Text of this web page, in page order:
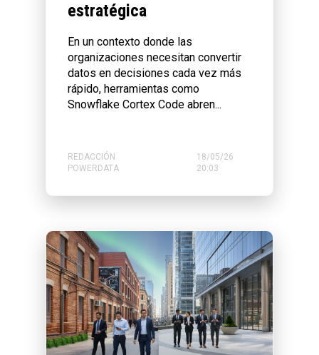
estratégica
En un contexto donde las
organizaciones necesitan convertir
datos en decisiones cada vez más
rápido, herramientas como
Snowflake Cortex Code abren...
REDACCIÓN
POWERDATA
18/05/26
20:03